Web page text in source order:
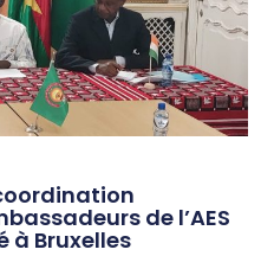
de l’AES
à Bruxelles